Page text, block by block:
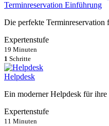
Terminreservation Einführung
Die perfekte Terminreservation
Expertenstufe
19 Minuten
1 Schritte
Helpdesk
Ein moderner Helpdesk für
Expertenstufe
11 Minuten